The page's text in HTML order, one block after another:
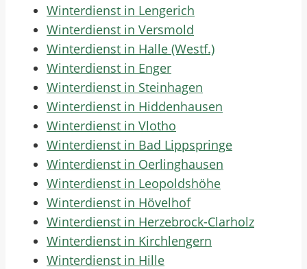
Winterdienst in Lengerich
Winterdienst in Versmold
Winterdienst in Halle (Westf.)
Winterdienst in Enger
Winterdienst in Steinhagen
Winterdienst in Hiddenhausen
Winterdienst in Vlotho
Winterdienst in Bad Lippspringe
Winterdienst in Oerlinghausen
Winterdienst in Leopoldshöhe
Winterdienst in Hövelhof
Winterdienst in Herzebrock-Clarholz
Winterdienst in Kirchlengern
Winterdienst in Hille